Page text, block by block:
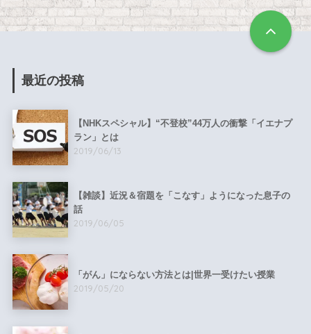
最近の投稿
【NHKスペシャル】“不登校”44万人の衝撃「イエナプ
ラン」とは
2019/06/13
【雑談】近況＆宿題を「こなす」ようになった息子の
話
2019/06/05
「がん」にならない方法とは|世界一受けたい授業
2019/05/20